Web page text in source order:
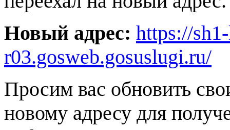
Просим вас обновить
новому адресу для
информации.
Администрация школы